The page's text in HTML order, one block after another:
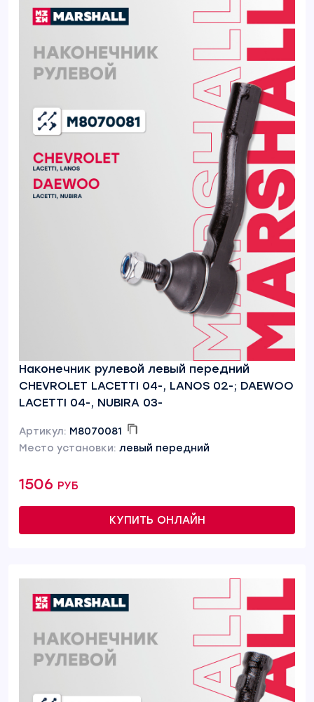
Наконечник рулевой левый передний
CHEVROLET LACETTI 04-, LANOS 02-; DAEWOO
LACETTI 04-, NUBIRA 03-
Артикул: M8070081
Место установки: левый передний
1506 руб
КУПИТЬ ОНЛАЙН